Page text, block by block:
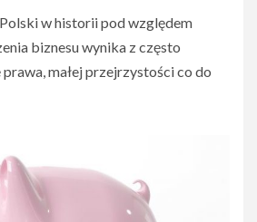
w historii pod względem
biznesu wynika z często
małej przejrzystości co do